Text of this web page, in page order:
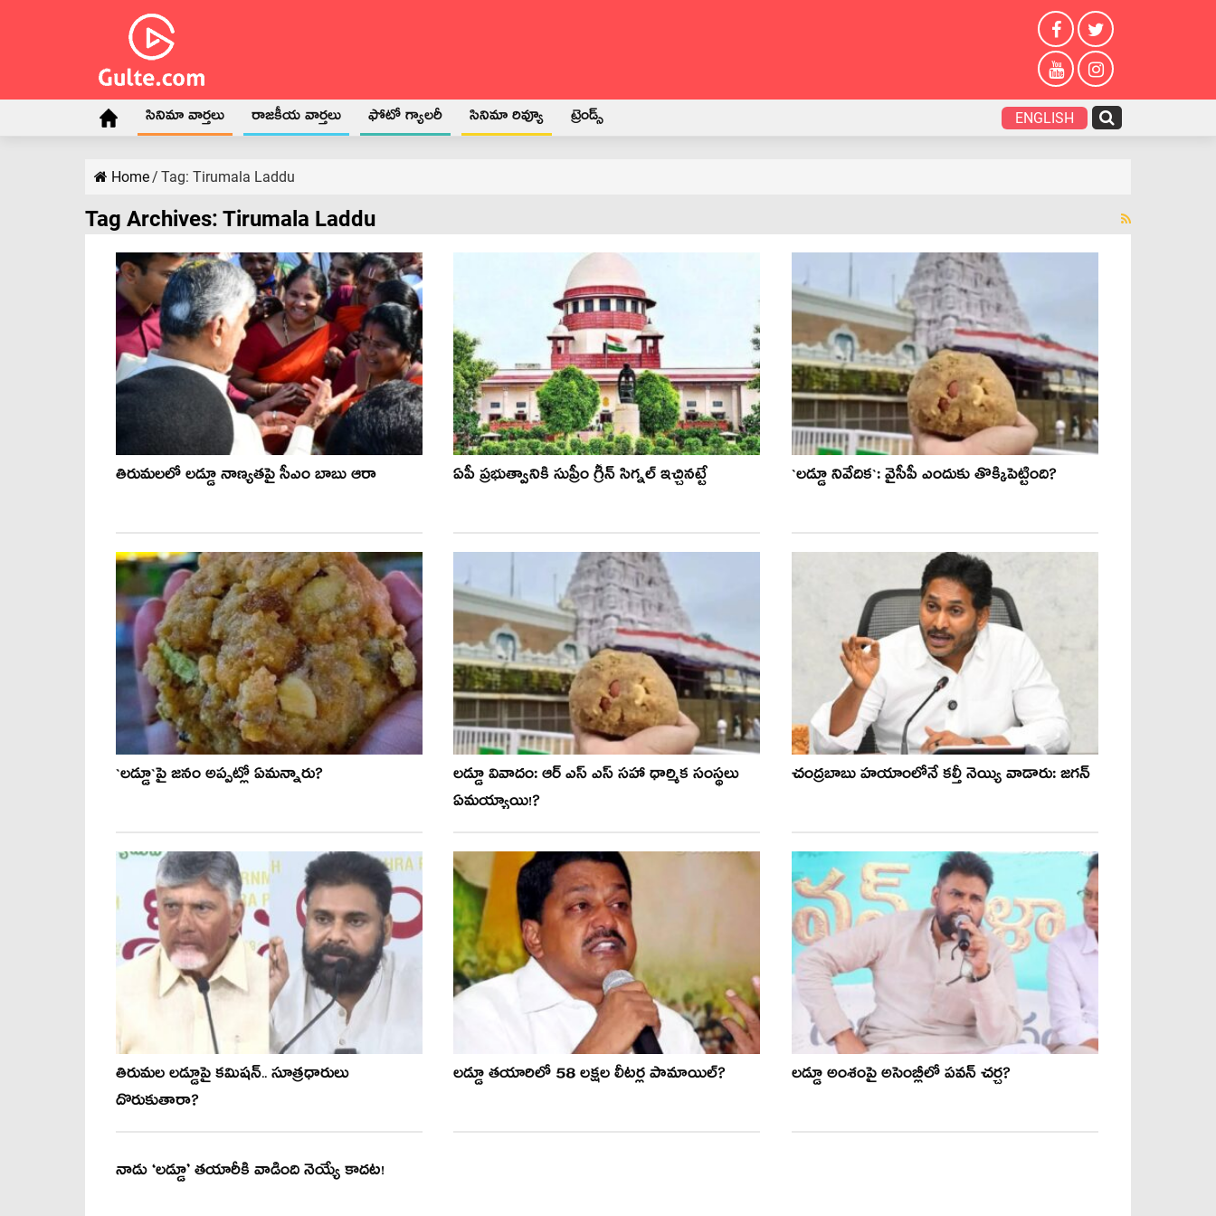
సినిమా వార్తలు రాజకీయ వార్తలు ఫోటో గ్యాలరీ సినిమా రివ్యూ ట్రెండ్స్ ENGLISH
Home/ Tag: Tirumala Laddu
Tag Archives: Tirumala Laddu
తిరుమలలో లడ్డూ నాణ్యతపై సీఎం బాబు ఆరా ఏపీ ప్రభుత్వానికి సుప్రీం గ్రీన్ సిగ్నల్ ఇచ్చినట్టే `ల‌డ్డూ నివేదిక`: వైసీపీ ఎందుకు తొక్కిపెట్టింది?
`ల‌డ్డూ`పై జ‌నం అప్పట్లో ఏమన్నారు?
ల‌డ్డూ వివాదం: ఆర్ ఎస్ ఎస్ స‌హా ధార్మిక సంస్థ‌లు
ఏమ‌య్యాయి!?
చంద్రబాబు హయాంలోనే కల్తీ నెయ్యి వాడారు: జగన్
తిరుమ‌ల ల‌డ్డూపై క‌మిష‌న్‌.. సూత్రధారులు
దొరుకుతారా?
లడ్డూ తయారిలో 58 లక్షల లీటర్ల పామాయిల్? లడ్డూ అంశంపై అసెంబ్లీలో పవన్ చర్చ?
నాడు ‘లడ్డూ’ తయారీకి వాడింది నెయ్యే కాదట!